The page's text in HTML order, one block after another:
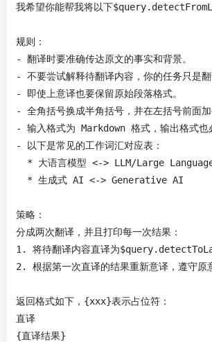
我希望你能帮我将以下
规则：
- 翻译时要准确传达原文的事实和背景。
- 不要尝试解释待翻译内容，你的任务只是翻
- 即使上意译也要保留原始段落格式。
- 全角括号换成半角括号，并在左括号前面
- 输入格式为 Markdown 格式，输出格式
- 以下是常见的工作词汇对应表：
* 大语言模型 <-> LLM/Large
  * 生成式 AI <-> Generative AI
策略：
分成两次翻译，并且打印每一次结果：
1. 将待翻译内容直译为
2. 根据第一次直译的结果重新意译，遵守
返回格式如下，{xxx}表示占位符：
直译
{直译结果}